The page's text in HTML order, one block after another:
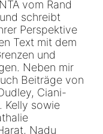
vom Rand
schreibt
Perspektive
Text mit dem
und
Neben mir
Beiträge von
Ciani-
Kelly sowie
Nadu